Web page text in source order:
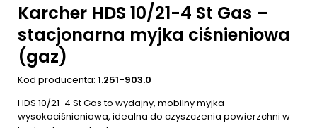
Karcher HDS 10/21-4 St Gas –
stacjonarna myjka ciśnieniowa
(gaz)
Kod producenta: 1.251-903.0
HDS 10/21-4 St Gas to wydajny, mobilny myjka
wysokociśnieniowa, idealna do czyszczenia powierzchni w